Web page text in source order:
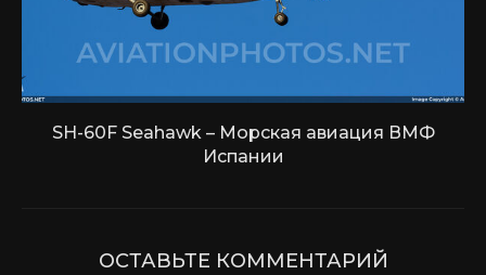
SH-60F Seahawk – Морская авиация ВМФ
Испании
ОСТАВЬТЕ КОММЕНТАРИЙ